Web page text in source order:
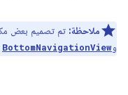
ملاحظة: تم تصميم بعض
وBottomNavigationView